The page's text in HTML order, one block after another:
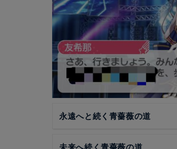
永遠へと続く青薔薇の道